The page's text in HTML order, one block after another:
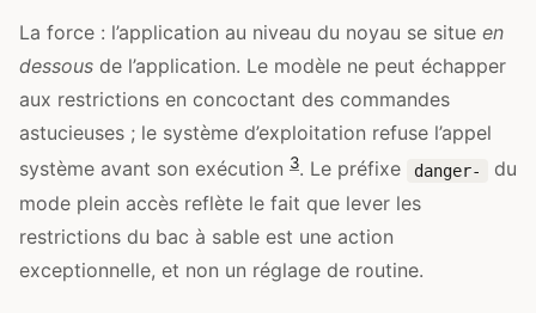
La force : l’application au niveau du noyau se situe en
dessous de l’application. Le modèle ne peut échapper
aux restrictions en concoctant des commandes
astucieuses ; le système d’exploitation refuse l’appel
système avant son exécution 3. Le préfixe danger-
du
mode plein accès reflète le fait que lever les
restrictions du bac à sable est une action
exceptionnelle, et non un réglage de routine.